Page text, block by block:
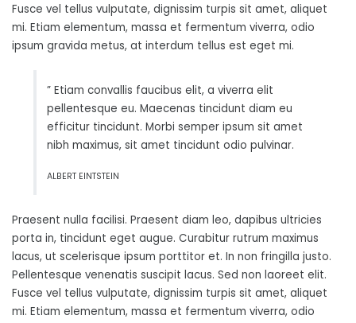
Fusce vel tellus vulputate, dignissim turpis sit amet, aliquet
mi. Etiam elementum, massa et fermentum viverra, odio
ipsum gravida metus, at interdum tellus est eget mi.
” Etiam convallis faucibus elit, a viverra elit
pellentesque eu. Maecenas tincidunt diam eu
efficitur tincidunt. Morbi semper ipsum sit amet
nibh maximus, sit amet tincidunt odio pulvinar.
ALBERT EINTSTEIN
Praesent nulla facilisi. Praesent diam leo, dapibus ultricies
porta in, tincidunt eget augue. Curabitur rutrum maximus
lacus, ut scelerisque ipsum porttitor et. In non fringilla justo.
Pellentesque venenatis suscipit lacus. Sed non laoreet elit.
Fusce vel tellus vulputate, dignissim turpis sit amet, aliquet
mi. Etiam elementum, massa et fermentum viverra, odio